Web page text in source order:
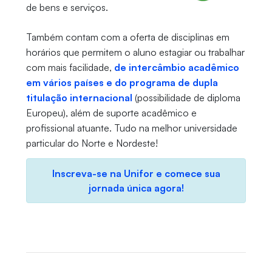
de bens e serviços.
Também contam com a oferta de disciplinas em
horários que permitem o aluno estagiar ou trabalhar
com mais facilidade, de intercâmbio acadêmico
em vários países e do programa de dupla
titulação internacional (possibilidade de diploma
Europeu), além de suporte acadêmico e
profissional atuante. Tudo na melhor universidade
particular do Norte e Nordeste!
Inscreva-se na Unifor e comece sua
jornada única agora!